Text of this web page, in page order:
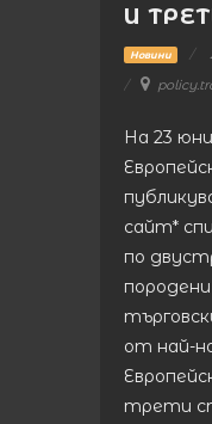
И
Новини
На 23 юни
сайт*
по
от най-
трети